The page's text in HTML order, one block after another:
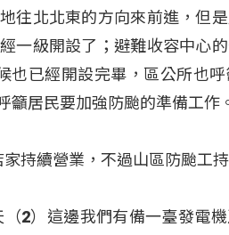
往北北東的方向來前進，但
一級開設了；避難收容中心
也已經開設完畢，區公所也
居民要加強防颱的準備工作
持續營業，不過山區防颱工
2）這邊我們有備一臺發電